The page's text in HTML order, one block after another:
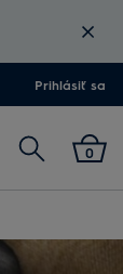
Prihlásiť sa
Vyhľadať0